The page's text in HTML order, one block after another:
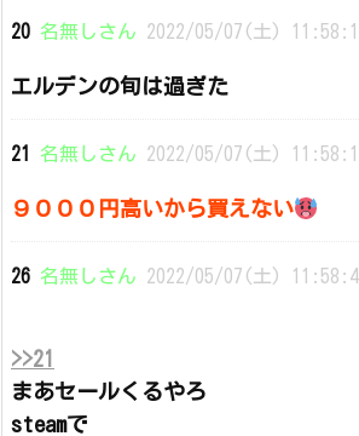
20 名無しさん 2022/05/07(土)
エルデンの旬は過ぎた
21 名無しさん 2022/05/07(土)
９０００円高いから買えない
26 名無しさん 2022/05/07(土)
>>21
まあセールくるやろ
steamで